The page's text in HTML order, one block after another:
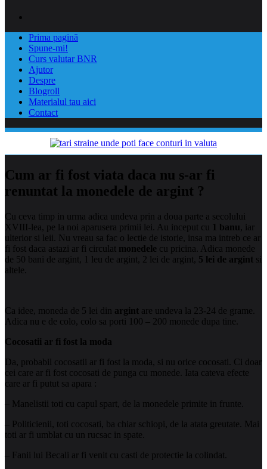
Prima pagină
Spune-mi!
Curs valutar BNR
Ajutor
Despre
Blogroll
Materialul tau aici
Contact
Cum ar fi fost viata daca nu s-ar fi
renuntat la monedele de argint ?
Cu ceva timp in urma adica undeva prin a doua parte a secolului
XVIII-lea, pe la noi aparusera primii lei. Au inceput cu 1 banu, iar
ulterior si leii. Nu vreau sa fac o lectie de istorie, insa ma intreb ce ar
fi fost daca astazi ar fi circulat monedele cu pricina. Adica monede
de 50 bani de argint, 1 leu de argint, 2 lei de argint, 5 lei de argint si
altele.
Ca idee, moneda de 5 lei din argint are undeva la 23-24 de grame.
Adica nu e de colo, colo sa porti 100 – 200 monede dupa tine.
Cocosatii ar fi fost la moda
Da, probabil cocosatii ar fi fost la moda, si nu orice cocosati. Ci doar
cei care ar fi fost cocosati de punga cu monede. Iata cateva efecte
care ar fi putut sa apara :
– Manelistii toti cu capul spart, de la monedele primite in frunte.
– Politicienii, toti cocosati, ba chiar schiopi, de la atata greutate. Mai
toti ar fi umblat cu un rucsac in spate.
– Fanii lui Becali ar fi venit cu casti de protectie la colindat.